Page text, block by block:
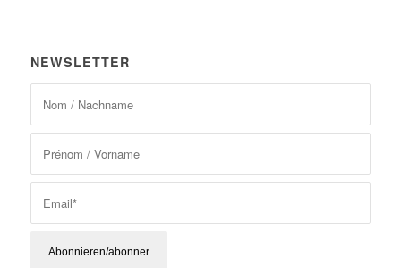
NEWSLETTER